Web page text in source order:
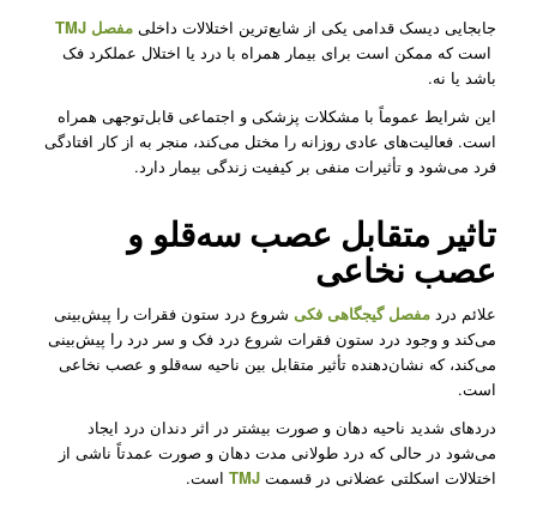
جابجایی دیسک قدامی یکی از شایع‌ترین اختلالات داخلی مفصل TMJ
است که ممکن است برای بیمار همراه با درد یا اختلال عملکرد فک
باشد یا نه.
این شرایط عموماً با مشکلات پزشکی و اجتماعی قابل‌توجهی همراه
است. فعالیت‌های عادی روزانه را مختل می‌کند، منجر به از کار افتادگی
فرد می‌شود و تأثیرات منفی بر کیفیت زندگی بیمار دارد.
تاثیر متقابل عصب سه‌قلو و
عصب نخاعی
علائم درد مفصل گیجگاهی فکی شروع درد ستون فقرات را پیش‌بینی
می‌کند و وجود درد ستون فقرات شروع درد فک و سر درد را پیش‌بینی
می‌کند، که نشان‌دهنده تأثیر متقابل بین ناحیه سه‌قلو و عصب‌ نخاعی
است.
دردهای شدید ناحیه دهان و صورت بیشتر در اثر دندان درد ایجاد
می‌شود در حالی که درد طولانی مدت دهان و صورت عمدتاً ناشی از
اختلالات اسکلتی عضلانی در قسمت TMJاست.